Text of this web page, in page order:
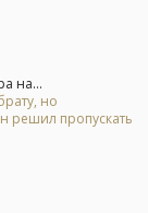
на...
но
решил пропускать